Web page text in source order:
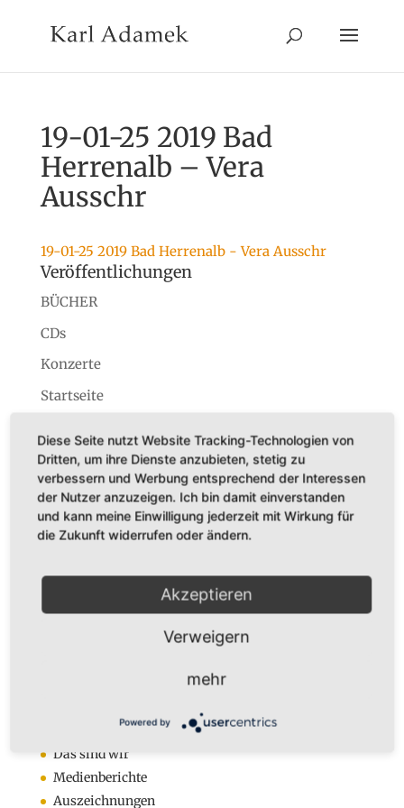
19-01-25 2019 Bad
Herrenalb – Vera
Ausschr
19-01-25 2019 Bad Herrenalb - Vera Ausschr
Veröffentlichungen
BÜCHER
CDs
Konzerte
Startseite
Dr. Karl Adamek
Augustastr. 32
Tel. +49 (0)160-7877562
Fax +49 (0)2324-570405
infos@karladamek.de
Das sind wir
Medienberichte
Auszeichnungen
Diese Seite nutzt Website Tracking-Technologien von
Dritten, um ihre Dienste anzubieten, stetig zu
verbessern und Werbung entsprechend der Interessen
der Nutzer anzuzeigen. Ich bin damit einverstanden
und kann meine Einwilligung jederzeit mit Wirkung für
die Zukunft widerrufen oder ändern.
Akzeptieren
Verweigern
mehr
Powered by